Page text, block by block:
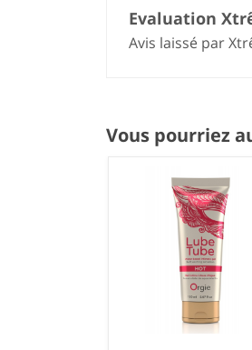
Evaluation
Avis laissé par
Vous pourriez